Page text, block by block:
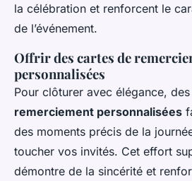
la célébration et renforcent le
de l’événement.
Offrir des cartes de
personnalisées
Pour clôturer avec élégance, des
remerciement personnalisées
des moments précis de la
toucher vos invités. Cet effort
démontre de la sincérité et